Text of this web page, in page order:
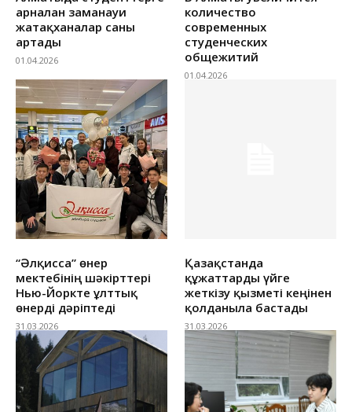
арналған заманауи
жатақханалар саны
артады
01.04.2026
количество
современных
студенческих
общежитий
01.04.2026
“Әлқисса” өнер
мектебінің шәкірттері
Нью-Йоркте ұлттық
өнерді дәріптеді
31.03.2026
Қазақстанда
құжаттарды үйге
жеткізу қызметі кеңінен
қолданыла бастады
31.03.2026